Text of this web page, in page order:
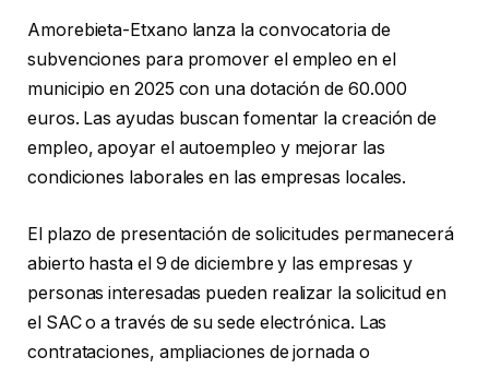
Amorebieta-Etxano lanza la convocatoria de
subvenciones para promover el empleo en el
municipio en 2025 con una dotación de 60.000
euros. Las ayudas buscan fomentar la creación de
empleo, apoyar el autoempleo y mejorar las
condiciones laborales en las empresas locales.
El plazo de presentación de solicitudes permanecerá
abierto hasta el 9 de diciembre y las empresas y
personas interesadas pueden realizar la solicitud en
el SAC o a través de su sede electrónica. Las
contrataciones, ampliaciones de jornada o